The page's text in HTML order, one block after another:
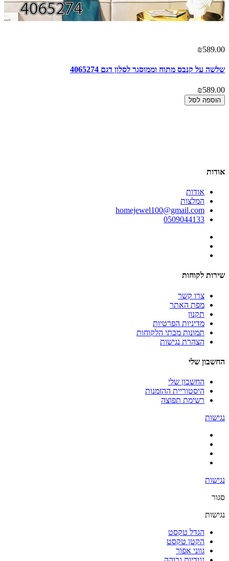
₪589.00
שלשה על קנבס מתוח וממוסגר לסלון דגם 4065274
₪589.00
הוספה לסל
אודות
אודות
המלצות
homejewel100@gmail.com
0509044133
שירות לקוחות
צרו קשר
מפת האתר
תקנון
מדיניות הפרטיות
תמונות מבתי הלקוחות
הצהרת נגישות
החשבון שלי
החשבון שלי
היסטוריית ההזמנות
רשימת תפוצה
נגישות
נגישות
סגור
נגישות
הגדל טקסט
הקטן טקסט
גווני אפור